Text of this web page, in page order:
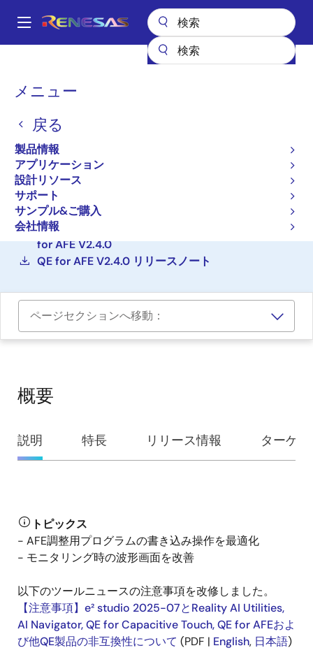
ン
Main
メニュー
戻る
製品情報
アプリケーション
設計リソース
サポート
サンプル&ご購入
会社情報
パ
く
ず
アナログフロントエンド対
応開発支援ツール QE for
AFE
ソリューション・ツールキット
アナログフロントエンド対応開発支援ツール QE
for AFE V2.4.0
QE for AFE V2.4.0 リリースノート
ページセクションへ移動：
概要
概
要
説明 特長 リリース情報 ターゲ
説
明
トピックス
- AFE調整用プログラムの書き込み操作を最適化
- モニタリング時の波形画面を改善
以下のツールニュースの注意事項を改修しました。
【注意事項】e² studio 2025-07とReality AI Utilities,
AI Navigator, QE for Capacitive Touch, QE for AFEおよ
び他QE製品の非互換性について (PDF | English, 日本語)